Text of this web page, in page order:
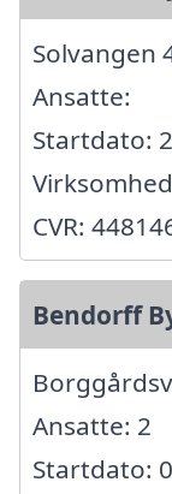
Solvangen
Ansatte:
Startdato:
CVR:
Bendorff
Ansatte: 2
Startdato: